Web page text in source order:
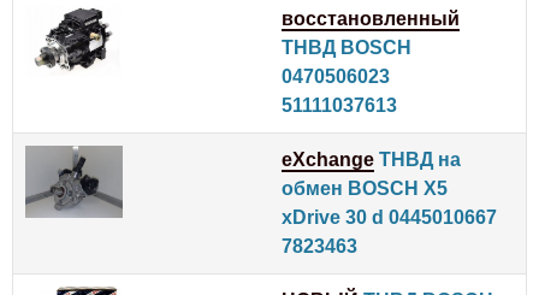
восстановленный
ТНВД BOSCH
0470506023
51111037613
eXchange ТНВД на
обмен BOSCH X5
xDrive 30 d 0445010667
7823463